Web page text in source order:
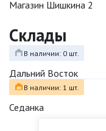
Магазин Шишкина 2
Склады
В наличии: 0 шт.
Дальний Восток
В наличии: 1 шт.
Седанка